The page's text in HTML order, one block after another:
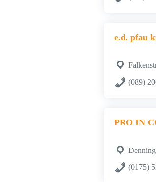
e.d. pfau
(089)
PRO IN
(0175)